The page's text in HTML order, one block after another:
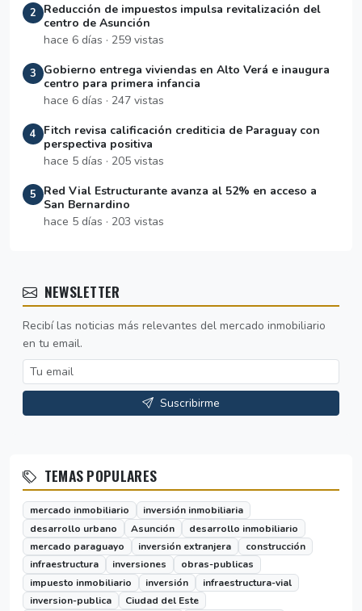
2
Reducción de impuestos impulsa revitalización del
centro de Asunción
hace 6 días · 259 vistas
3
Gobierno entrega viviendas en Alto Verá e inaugura
centro para primera infancia
hace 6 días · 247 vistas
4
Fitch revisa calificación crediticia de Paraguay con
perspectiva positiva
hace 5 días · 205 vistas
5
Red Vial Estructurante avanza al 52% en acceso a
San Bernardino
hace 5 días · 203 vistas
NEWSLETTER
Recibí las noticias más relevantes del mercado inmobiliario
en tu email.
Suscribirme
TEMAS POPULARES
mercado inmobiliario
inversión inmobiliaria
desarrollo urbano
Asunción
desarrollo inmobiliario
mercado paraguayo
inversión extranjera
construcción
infraestructura
inversiones
obras-publicas
impuesto inmobiliario
inversión
infraestructura-vial
inversion-publica
Ciudad del Este